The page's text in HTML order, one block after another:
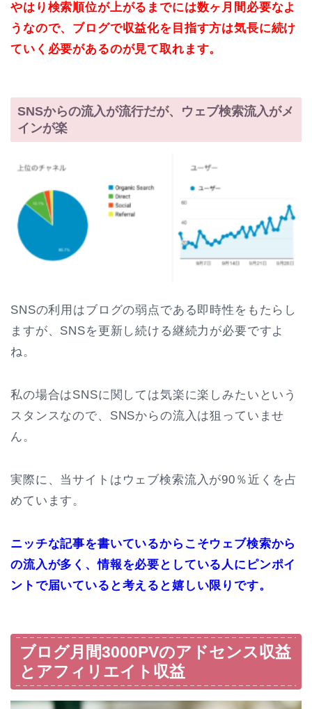
やはり検索順位が上がるまでには数ヶ月間必要なよ
うなので、ブログで収益化を目指す方は気長に続け
ていく必要があるのが見て取れます。
SNSからの流入が流行だが、ウェブ検索流入がメ
インが楽
SNSの利用はブログの弱点である即時性をもたらし
ますが、SNSを更新し続ける継続力が必要ですよ
ね。
私の場合はSNSに関しては気楽に楽しみたいという
スタンスなので、SNSからの流入は狙っていませ
ん。
実際に、当サイトはウェブ検索流入が90％近くを占
めています。
ニッチな記事を書いているからこそウェブ検索から
の流入が多く、情報を必要としている人にピンポイ
ントで届いていると考えると嬉しい限りです。
ブログ月間3000PVのアドセンス収益
とアフィリエイト収益